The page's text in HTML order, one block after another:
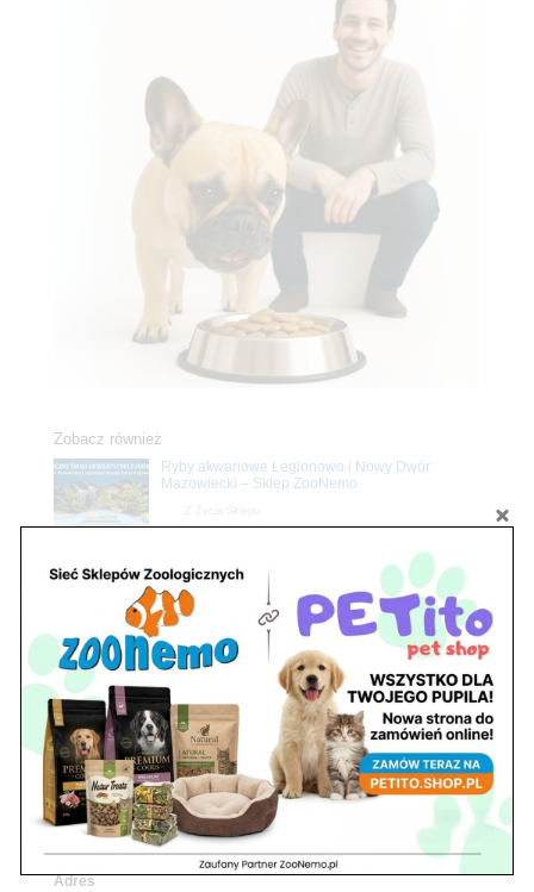
Zobacz również
Ryby akwariowe Legionowo i Nowy Dwór
Mazowiecki – Sklep ZooNemo
Z Życia Sklepu
Stwórz podwodne arcydzieło: Najpiękniejsze
rośliny akwariowe w ZooNemo – Legionowo i
Nowy Dwór Mazowiecki
Upały wracają! Zadbaj o komfort swojego pupila
z matami chłodzącymi ZooNemo
Z Życia Sklepu
Petito Pet Shop – Internetowy Sklep Zoologiczny
Online! Wszystko Dla Twojego Pupila | ZooNemo
Znajdź nas
Adres